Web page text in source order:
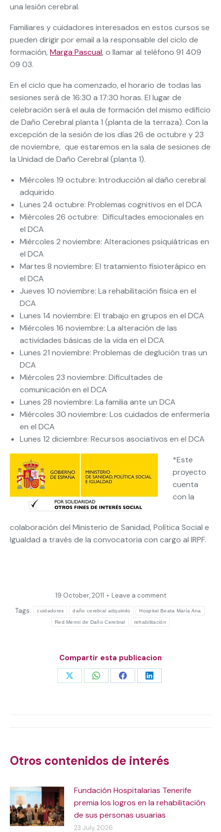
una lesión cerebral.
Familiares y cuidadores interesados en estos cursos se
pueden dirigir por email a la responsable del ciclo de
formación, Marga Pascual, o llamar al teléfono 91 409
09 03.
En el ciclo que ha comenzado, el horario de todas las
sesiones será de 16:30 a 17:30 horas. El lugar de
celebración será el aula de formación del mismo edificio
de Daño Cerebral planta 1 (planta de la terraza). Con la
excepción de la sesión de los días 26 de octubre y 23
de noviembre, que estaremos en la sala de sesiones de
la Unidad de Daño Cerebral (planta 1).
Miércoles 19 octubre: Introducción al daño cerebral
adquirido
Lunes 24 octubre: Problemas cognitivos en el DCA
Miércoles 26 octubre: Dificultades emocionales en
el DCA
Miércoles 2 noviembre: Alteraciones psiquiátricas en
el DCA
Martes 8 noviembre: El tratamiento fisioterápico en
el DCA
Jueves 10 noviembre: La rehabilitación física en el
DCA
Lunes 14 noviembre: El trabajo en grupos en el DCA
Miércoles 16 noviembre: La alteración de las
actividades básicas de la vida en el DCA
Lunes 21 noviembre: Problemas de deglución tras un
DCA
Miércoles 23 noviembre: Dificultades de
comunicación en el DCA
Lunes 28 noviembre: La familia ante un DCA
Miércoles 30 noviembre: Los cuidados de enfermería
en el DCA
Lunes 12 diciembre: Recursos asociativos en el DCA
*Este
proyecto
cuenta
con la
colaboración del Ministerio de Sanidad, Política Social e
Igualdad a través de la convocatoria con cargo al IRPF.
19 October, 2011
Leave a comment
Tags:
cuidadores daño cerebral adquirido Hospital Beata María Ana
Red Menni de Daño Cerebral rehabilitación
Compartir esta publicacion
Share Share Share Share
Otros contenidos de interés
Fundación Hospitalarias Tenerife
premia los logros en la rehabilitación
de sus personas usuarias
23 July, 2026